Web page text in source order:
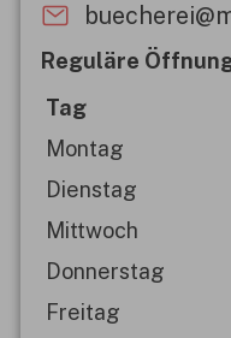
Reguläre
Tag
Montag
Dienstag
Mittwoch
Donnerstag
Freitag